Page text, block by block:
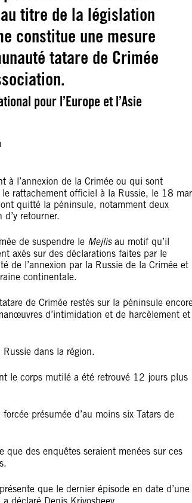
titre de la législation
constitue une mesure
tatare de Crimée
pour l’Europe et l’Asie
à l’annexion de la Crimée ou qui sont
rattachement officiel à la Russie, le 18
quitté la péninsule, notamment deux
retourner.
de suspendre le Mejlisau motif qu’il
axés sur des déclarations faites par le
de l’annexion par la Russie de la Crimée et
continentale.
de Crimée restés sur la péninsule
d’intimidation et de harcèlement et
dans la région.
le corps mutilé a été retrouvé 12 jours plus
présumée d’au moins six Tatars de
que des enquêtes seraient menées sur ces
que le dernier épisode en date d’une